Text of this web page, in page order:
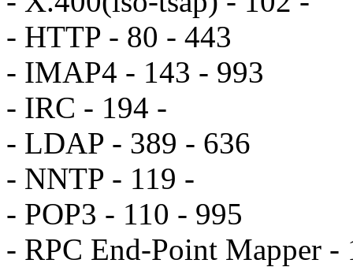
- HTTP - 80 - 443
- IMAP4 - 143 - 993
- IRC - 194 -
- LDAP - 389 - 636
- NNTP - 119 -
- POP3 - 110 - 995
- RPC End-Point Mapper -